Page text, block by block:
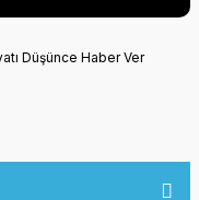
Düşünce Haber Ver